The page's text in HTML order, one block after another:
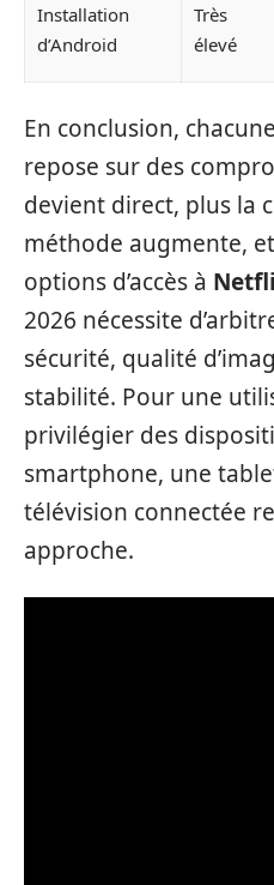
Installation
d’Android
Très
élevé
En conclusion,
repose sur des
devient direct, plus la
méthode augmente, et
options d’accès à
2026 nécessite
sécurité, qualité
stabilité. Pour une
privilégier des
smartphone, une
télévision connectée
approche.